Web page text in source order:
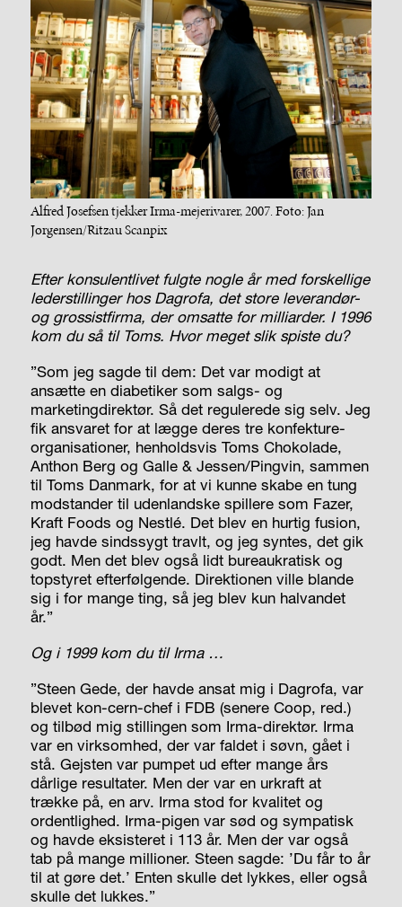
Alfred Josefsen tjekker Irma-mejerivarer, 2007. Foto: Jan
Jørgensen/Ritzau Scanpix
Efter konsulentlivet fulgte nogle år med forskellige
lederstillinger hos Dagrofa, det store leverandør-
og grossistfirma, der omsatte for milliarder. I 1996
kom du så til Toms. Hvor meget slik spiste du?
”Som jeg sagde til dem: Det var modigt at
ansætte en diabetiker som salgs- og
marketingdirektør. Så det regulerede sig selv. Jeg
fik ansvaret for at lægge deres tre konfekture-
organisationer, henholdsvis Toms Chokolade,
Anthon Berg og Galle & Jessen/Pingvin, sammen
til Toms Danmark, for at vi kunne skabe en tung
modstander til udenlandske spillere som Fazer,
Kraft Foods og Nestlé. Det blev en hurtig fusion,
jeg havde sindssygt travlt, og jeg syntes, det gik
godt. Men det blev også lidt bureaukratisk og
topstyret efterfølgende. Direktionen ville blande
sig i for mange ting, så jeg blev kun halvandet
år.”
Og i 1999 kom du til Irma …
”Steen Gede, der havde ansat mig i Dagrofa, var
blevet kon-cern-chef i FDB (senere Coop, red.)
og tilbød mig stillingen som Irma-direktør. Irma
var en virksomhed, der var faldet i søvn, gået i
stå. Gejsten var pumpet ud efter mange års
dårlige resultater. Men der var en urkraft at
trække på, en arv. Irma stod for kvalitet og
ordentlighed. Irma-pigen var sød og sympatisk
og havde eksisteret i 113 år. Men der var også
tab på mange millioner. Steen sagde: ’Du får to år
til at gøre det.’ Enten skulle det lykkes, eller også
skulle det lukkes.”